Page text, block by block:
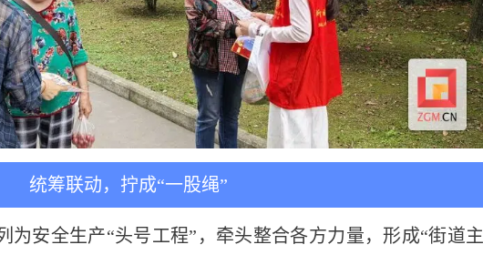
统筹联动，拧成“一股绳”
为安全生产“头号工程”，牵头整合各方力量，形成“街道主